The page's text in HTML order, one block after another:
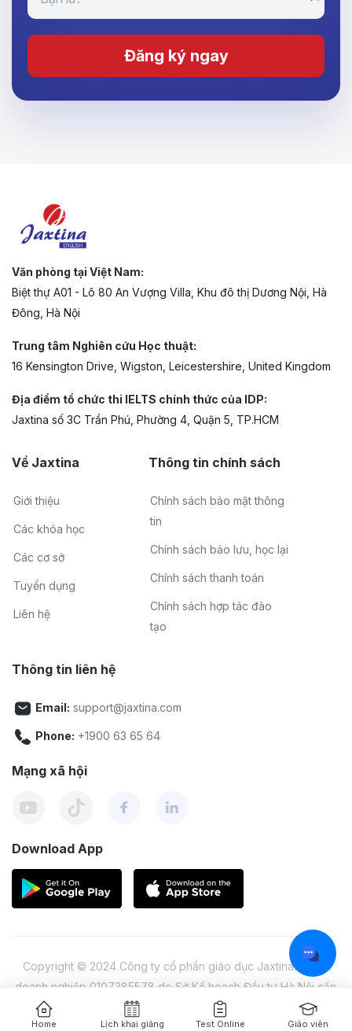
Đăng ký ngay
Văn phòng tại Việt Nam:
Biệt thự A01 - Lô 80 An Vượng Villa, Khu đô thị Dương Nội, Hà
Đông, Hà Nội
Trung tâm Nghiên cứu Học thuật:
16 Kensington Drive, Wigston, Leicestershire, United Kingdom
Địa điểm tổ chức thi IELTS chính thức của IDP:
Jaxtina số 3C Trần Phú, Phường 4, Quận 5, TP.HCM
Về Jaxtina
Giới thiệu
Các khóa học
Các cơ sở
Tuyển dụng
Liên hệ
Thông tin chính sách
Chính sách bảo mật thông
tin
Chính sách bảo lưu, học lại
Chính sách thanh toán
Chính sách hợp tác đào
tạo
Thông tin liên hệ
Email: support@jaxtina.com
Phone: +1900 63 65 64
Mạng xã hội
Download App
Copyright © 2024 Công ty cổ phần giáo dục Jaxtina. Mã số
doanh nghiệp 0107385578 do Sở Kế hoạch Đầu tư Hà Nội cấp
lần 1 ngày 04/04/2016
Home Lịch khai giảng Test Online Giáo viên